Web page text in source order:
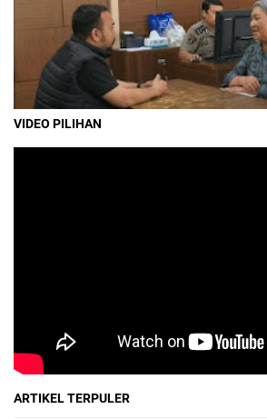
VIDEO PILIHAN
ARTIKEL TERPULER